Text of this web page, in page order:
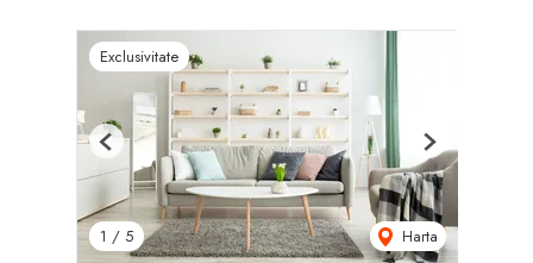
Exclusivitate
1 / 5 Harta
Previous Next